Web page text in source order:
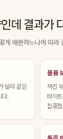
데 결과가
게 배분하느냐에 따라
달라 같은
다.
볼륨
꺼진
타이
집중